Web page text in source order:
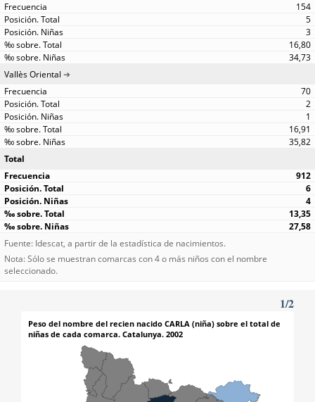
154
5
3
16,80
34,73
Vallès Oriental
70
2
1
16,91
35,82
Total
912
6
4
13,35
27,58
Fuente: Idescat, a partir de la estadística de nacimientos.
Nota: Sólo se muestran comarcas con 4 o más niños con el nombre
seleccionado.